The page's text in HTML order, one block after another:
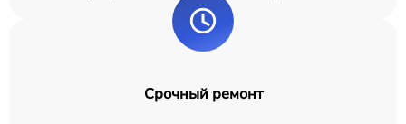
Срочный ремонт